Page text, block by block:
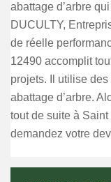
abattage d’arbre
DUCULTY,
de réelle
12490 accomplit
projets. Il utilise
abattage d’arbre.
tout de suite à
demandez votre